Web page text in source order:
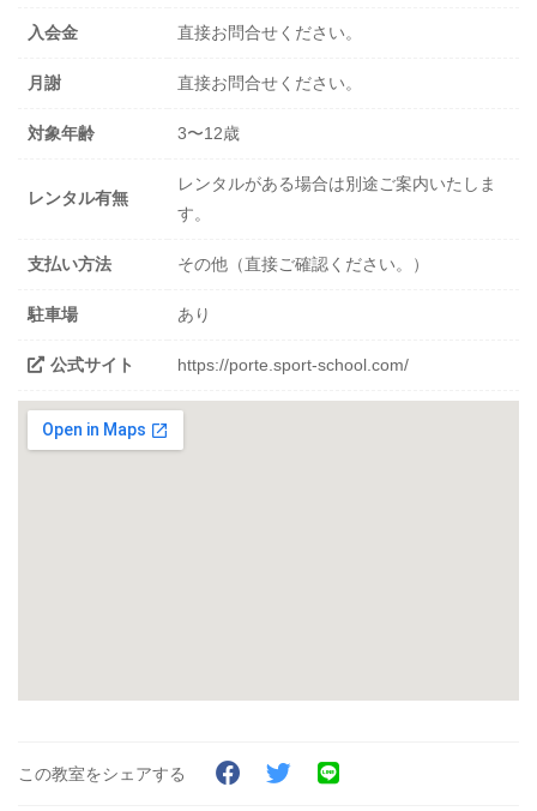
入会金 直接お問合せください。
月謝 直接お問合せください。
対象年齢 3〜12歳
レンタル有無
レンタルがある場合は別途ご案内いたしま
す。
支払い方法 その他（直接ご確認ください。）
駐車場 あり
公式サイト https://porte.sport-school.com/
この教室をシェアする